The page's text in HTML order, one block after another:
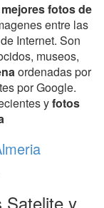
mejores fotos de
entre las
Internet. Son
museos,
ordenadas por
por Google.
yfotos
Satelite y